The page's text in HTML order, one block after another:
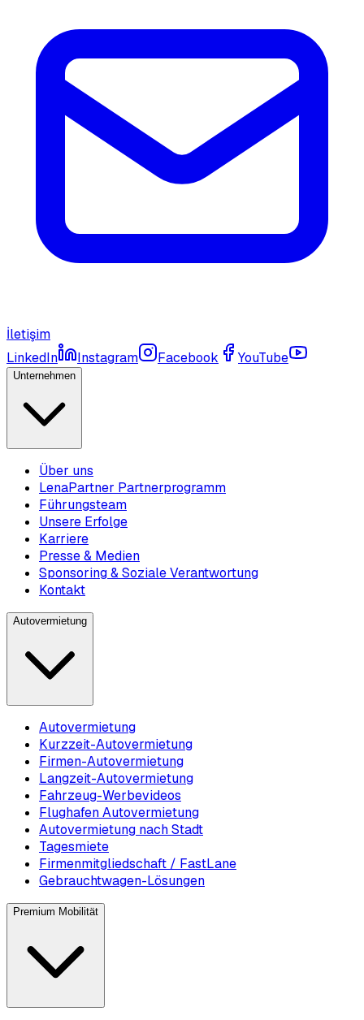
İletişim
LinkedIn
Instagram Facebook YouTube
Unternehmen
Über uns
LenaPartner Partnerprogramm
Führungsteam
Unsere Erfolge
Karriere
Presse & Medien
Sponsoring & Soziale Verantwortung
Kontakt
Autovermietung
Autovermietung
Kurzzeit-Autovermietung
Firmen-Autovermietung
Langzeit-Autovermietung
Fahrzeug-Werbevideos
Flughafen Autovermietung
Autovermietung nach Stadt
Tagesmiete
Firmenmitgliedschaft / FastLane
Gebrauchtwagen-Lösungen
Premium Mobilität